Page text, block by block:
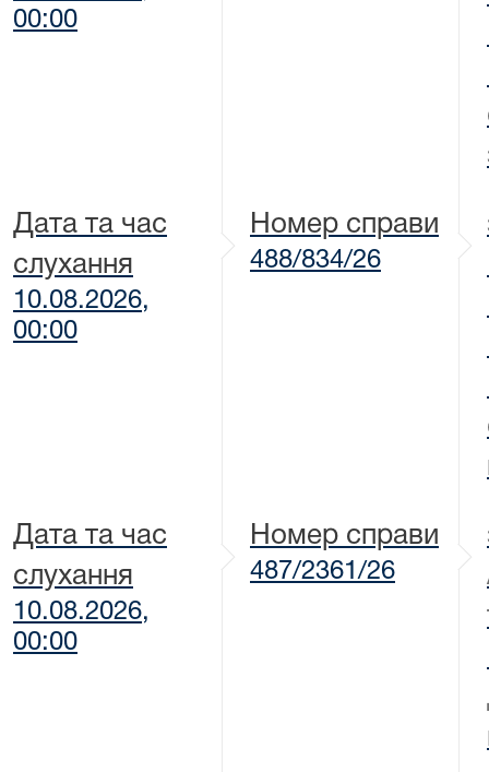
00:00
Дата та час
слухання
10.08.2026,
00:00
Номер справи
488/834/26
Дата та час
слухання
10.08.2026,
00:00
Номер справи
487/2361/26